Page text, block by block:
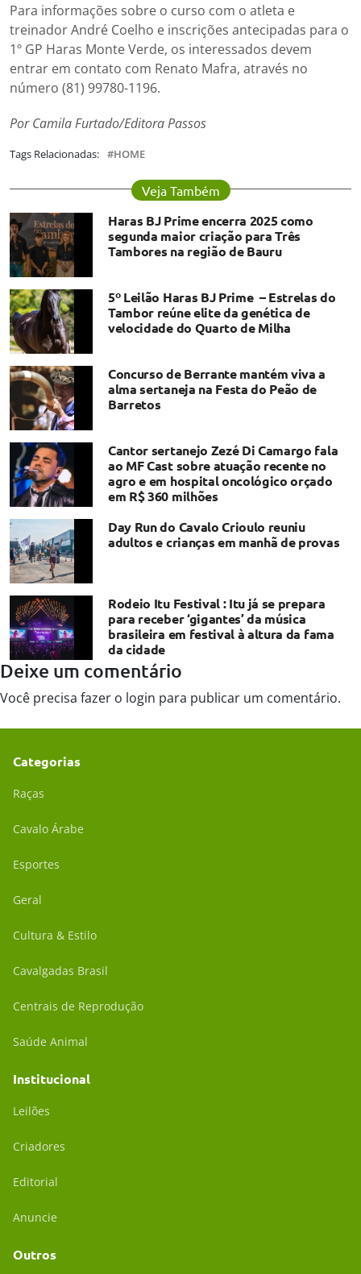
Para informações sobre o curso com o atleta e
treinador André Coelho e inscrições antecipadas para o
1º GP Haras Monte Verde, os interessados devem
entrar em contato com Renato Mafra, através no
número (81) 99780-1196.
Por Camila Furtado/Editora Passos
Tags Relacionadas: HOME
Veja Também
Haras BJ Prime encerra 2025 como
segunda maior criação para Três
Tambores na região de Bauru
5º Leilão Haras BJ Prime – Estrelas do
Tambor reúne elite da genética de
velocidade do Quarto de Milha
Concurso de Berrante mantém viva a
alma sertaneja na Festa do Peão de
Barretos
Cantor sertanejo Zezé Di Camargo fala
ao MF Cast sobre atuação recente no
agro e em hospital oncológico orçado
em R$ 360 milhões
Day Run do Cavalo Crioulo reuniu
adultos e crianças em manhã de provas
Rodeio Itu Festival : Itu já se prepara
para receber ‘gigantes’ da música
brasileira em festival à altura da fama
da cidade
Deixe um comentário
Você precisa fazer o login para publicar um comentário.
Categorias
Raças
Cavalo Árabe
Esportes
Geral
Cultura & Estilo
Cavalgadas Brasil
Centrais de Reprodução
Saúde Animal
Institucional
Leilões
Criadores
Editorial
Anuncie
Outros